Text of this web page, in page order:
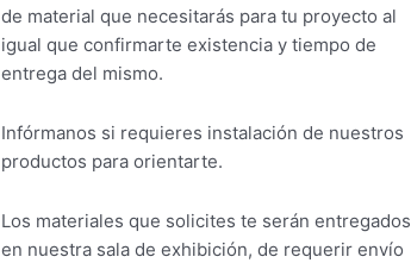
de material que necesitarás para tu proyecto al
igual que confirmarte existencia y tiempo de
entrega del mismo.
Infórmanos si requieres instalación de nuestros
productos para orientarte.
Los materiales que solicites te serán entregados
en nuestra sala de exhibición, de requerir envío